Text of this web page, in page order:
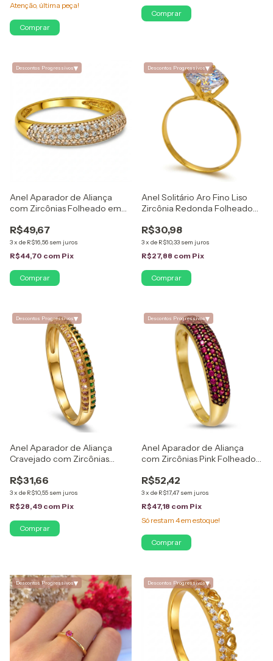
Atenção, última peça!
Comprar
Comprar
Descontos Progressivos▾
Anel Aparador de Aliança
com Zircônias Folheado em
R$49,67
3x de R$16,56 sem juros
R$44,70 com Pix
Comprar
Descontos Progressivos▾
Anel Solitário Aro Fino Liso
Zircônia Redonda Folheado
R$30,98
3x de R$10,33 sem juros
R$27,88 com Pix
Comprar
Descontos Progressivos▾
Anel Aparador de Aliança
Cravejado com Zircônias
em Ouro 18K
R$31,66
3x de R$10,55 sem juros
R$28,49 com Pix
Comprar
Descontos Progressivos▾
Anel Aparador de Aliança
com Zircônias Pink Folheado
R$52,42
3x de R$17,47 sem juros
R$47,18 com Pix
Só restam 4em estoque!
Comprar
Descontos Progressivos▾ Descontos Progressivos▾